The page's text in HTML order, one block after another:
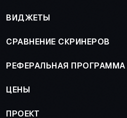
ВИДЖЕТЫ
СРАВНЕНИЕ СКРИНЕРОВ
РЕФЕРАЛЬНАЯ ПРОГРАММА
ЦЕНЫ
ПРОЕКТ